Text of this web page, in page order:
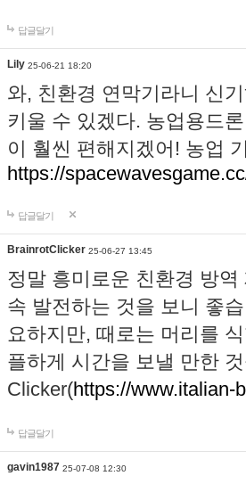
답글달기
Lily 25-06-21 18:20
와, 친환경 연막기라니 신
키울 수 있겠다. 농업용드
이 훨씬 편해지겠어! 농업
https://
답글달기
BrainrotClicker 25-06-27 13:45
정말 흥미로운 친환경 방
속 발전하는 것을 보니 좋
요하지만, 때로는 머리를
플하게 시간을 보낼 만한
Clicker(https://www.italian-
답글달기
gavin1987 25-07-08 12:30